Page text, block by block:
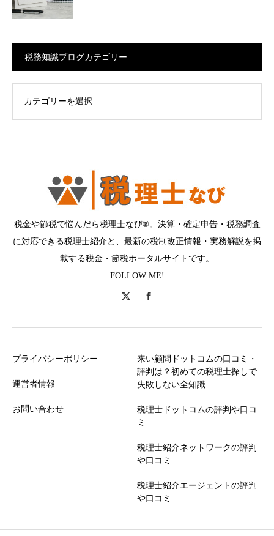
税務知識ブログカテゴリー
税金や節税で悩んだら税理士なび®。決算・確定申告・税務調査
に対応できる税理士紹介と、最新の税制改正情報・実務解説を掲
載する税金・節税ポータルサイトです。
FOLLOW ME!
プライバシーポリシー
運営者情報
お問い合わせ
来い顧問ドットコムの口コミ・
評判は？初めての税理士探しで
失敗しない全知識
税理士ドットコムの評判や口コ
ミ
税理士紹介ネットワークの評判
や口コミ
税理士紹介エージェントの評判
や口コミ